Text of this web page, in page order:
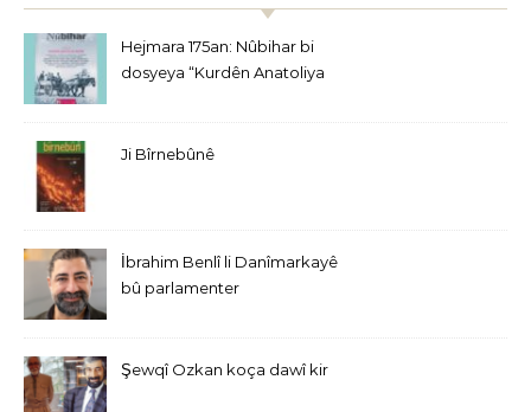
Hejmara 175an: Nûbihar bi
dosyeya “Kurdên Anatoliya
Ji Bîrnebûnê
İbrahim Benlî li Danîmarkayê
bû parlamenter
Şewqî Ozkan koça dawî kir